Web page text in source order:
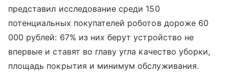
представил исследование среди 150
потенциальных покупателей роботов дороже 60
000 рублей: 67% из них берут устройство не
впервые и ставят во главу угла качество уборки,
площадь покрытия и минимум обслуживания.